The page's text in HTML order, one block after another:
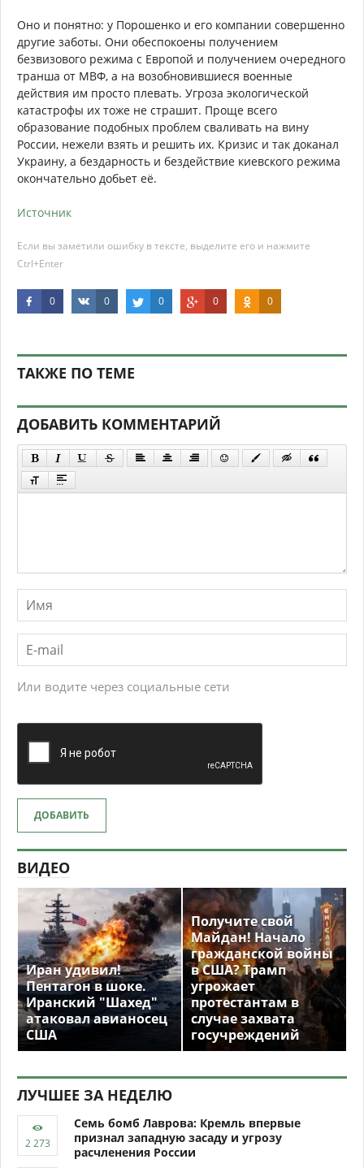
Оно и понятно: у Порошенко и его компании совершенно
другие заботы. Они обеспокоены получением
безвизового режима с Европой и получением очередного
транша от МВФ, а на возобновившиеся военные
действия им просто плевать. Угроза экологической
катастрофы их тоже не страшит. Проще всего
образование подобных проблем сваливать на вину
России, нежели взять и решить их. Кризис и так доканал
Украину, а бездарность и бездействие киевского режима
окончательно добьет её.
Источник
Если вы заметили ошибку в тексте, выделите его и нажмите
Ctrl+Enter
0 0 0 0 0
ТАКЖЕ ПО ТЕМЕ
ДОБАВИТЬ КОММЕНТАРИЙ
Или водите через социальные сети
ДОБАВИТЬ
ВИДЕО
Иран удивил!
Пентагон в шоке.
Иранский "Шахед"
атаковал авианосец
США
Получите свой
Майдан! Начало
гражданской войны
в США? Трамп
угрожает
протестантам в
случае захвата
госучреждений
ЛУЧШЕЕ ЗА НЕДЕЛЮ
Семь бомб Лаврова: Кремль впервые
признал западную засаду и угрозу
расчленения России